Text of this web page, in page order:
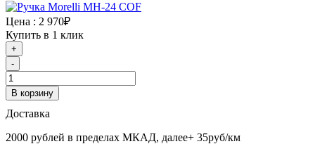
Цена : 2 970₽
Купить в 1 клик
+
-
В корзину
Доставка
2000 рублей в пределах МКАД, далее+ 35руб/км